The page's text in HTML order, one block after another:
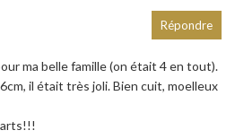
ma belle famille (on était 4 en tout).
il était très joli. Bien cuit, moelleux
Répondre